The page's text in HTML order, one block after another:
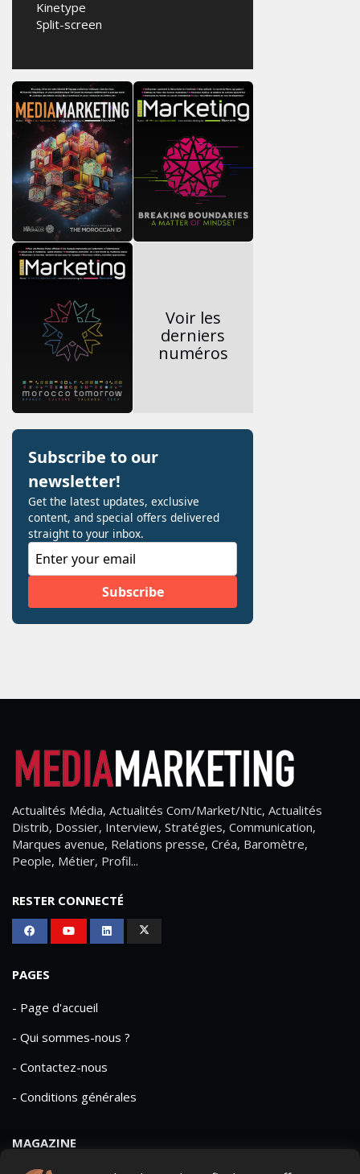
Kinetype
Split-screen
Voir les
derniers
numéros
Actualités Média, Actualités Com/Market/Ntic, Actualités
Distrib, Dossier, Interview, Stratégies, Communication,
Marques avenue, Relations presse, Créa, Baromètre,
People, Métier, Profil...
RESTER CONNECTÉ
PAGES
- Page d'accueil
- Qui sommes-nous ?
- Contactez-nous
- Conditions générales
MAGAZINE